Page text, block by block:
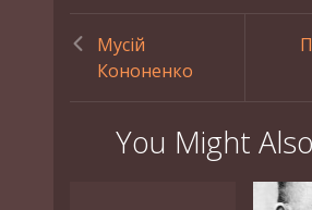
Мусій
Кононенко
You Might